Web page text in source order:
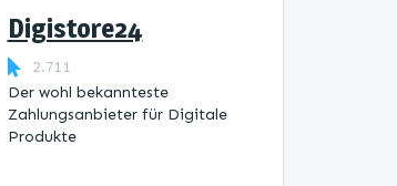
Digistore24
2.711
Der wohl bekannteste
Zahlungsanbieter für Digitale
Produkte